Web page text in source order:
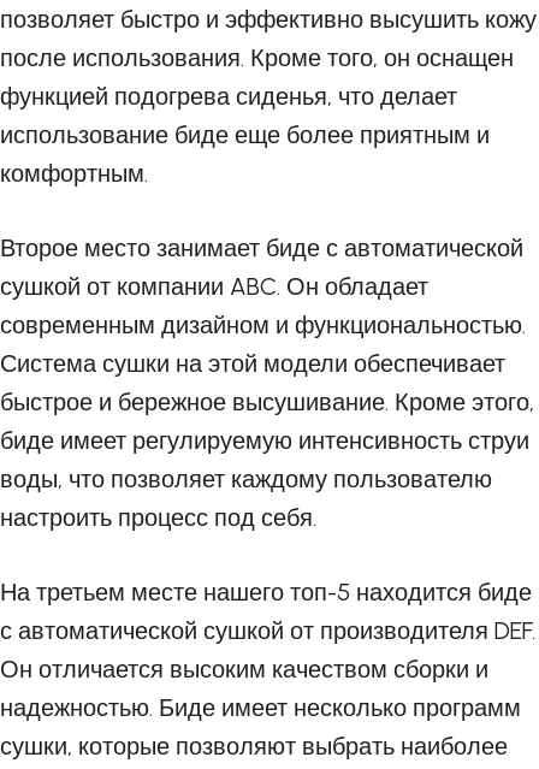
позволяет быстро и эффективно высушить кожу
после использования. Кроме того, он оснащен
функцией подогрева сиденья, что делает
использование биде еще более приятным и
комфортным.
Второе место занимает биде с автоматической
сушкой от компании ABC. Он обладает
современным дизайном и функциональностью.
Система сушки на этой модели обеспечивает
быстрое и бережное высушивание. Кроме этого,
биде имеет регулируемую интенсивность струи
воды, что позволяет каждому пользователю
настроить процесс под себя.
На третьем месте нашего топ-5 находится биде
с автоматической сушкой от производителя DEF.
Он отличается высоким качеством сборки и
надежностью. Биде имеет несколько программ
сушки, которые позволяют выбрать наиболее